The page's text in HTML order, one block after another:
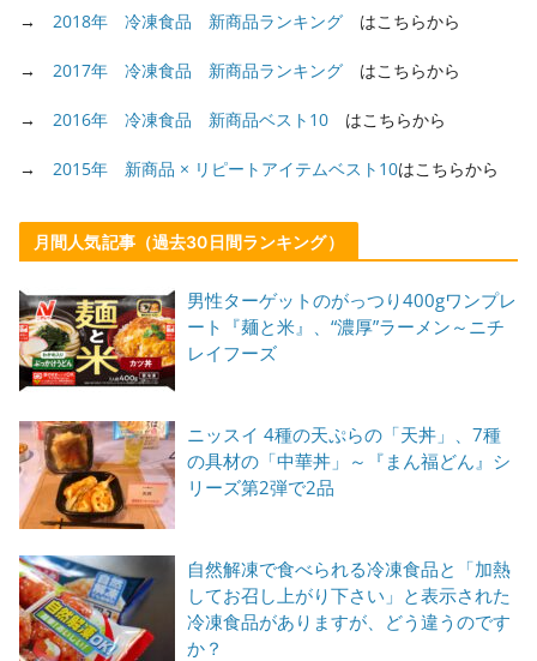
→ 2018年 冷凍食品 新商品ランキング はこちらから
→ 2017年 冷凍食品 新商品ランキング はこちらから
→ 2016年 冷凍食品 新商品ベスト10 はこちらから
→ 2015年 新商品 × リピートアイテムベスト10はこちらから
月間人気記事（過去30日間ランキング）
男性ターゲットのがっつり400gワンプレ
ート『麺と米』、“濃厚”ラーメン～ニチ
レイフーズ
ニッスイ 4種の天ぷらの「天丼」、7種
の具材の「中華丼」～『まん福どん』シ
リーズ第2弾で2品
自然解凍で食べられる冷凍食品と「加熱
してお召し上がり下さい」と表示された
冷凍食品がありますが、どう違うのです
か？